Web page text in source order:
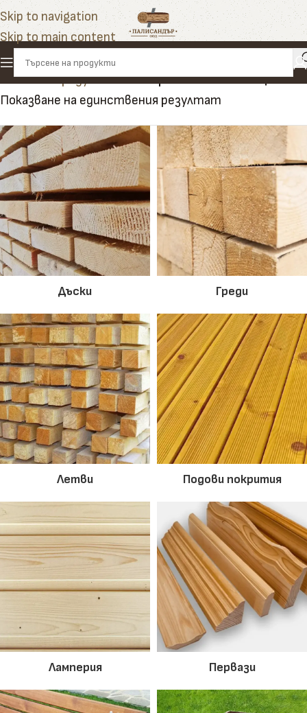
Skip to navigation
Skip to main content
Начало»Продукти»ламперия от лиственица
Показване на единствения резултат
Дъски Греди
Летви Подови покрития
Ламперия Первази